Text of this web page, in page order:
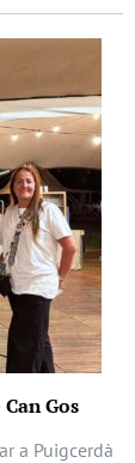
Gos
a Puigcerdà